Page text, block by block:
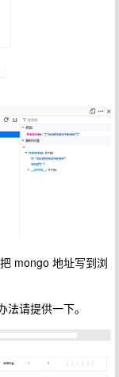
mongo 地址写到浏
请提供一下。